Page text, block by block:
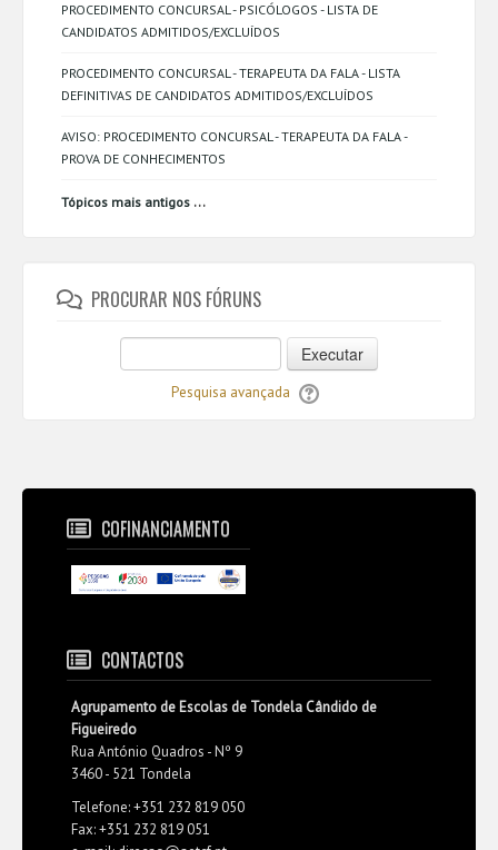
PROCEDIMENTO CONCURSAL - PSICÓLOGOS - LISTA DE
CANDIDATOS ADMITIDOS/EXCLUÍDOS
PROCEDIMENTO CONCURSAL - TERAPEUTA DA FALA - LISTA
DEFINITIVAS DE CANDIDATOS ADMITIDOS/EXCLUÍDOS
AVISO: PROCEDIMENTO CONCURSAL - TERAPEUTA DA FALA -
PROVA DE CONHECIMENTOS
Tópicos mais antigos ...
PROCURAR NOS FÓRUNS
Executar
Pesquisa avançada
COFINANCIAMENTO
CONTACTOS
Agrupamento de Escolas de Tondela Cândido de
Figueiredo
Rua António Quadros - Nº 9
3460 - 521 Tondela
Telefone: +351 232 819 050
Fax: +351 232 819 051